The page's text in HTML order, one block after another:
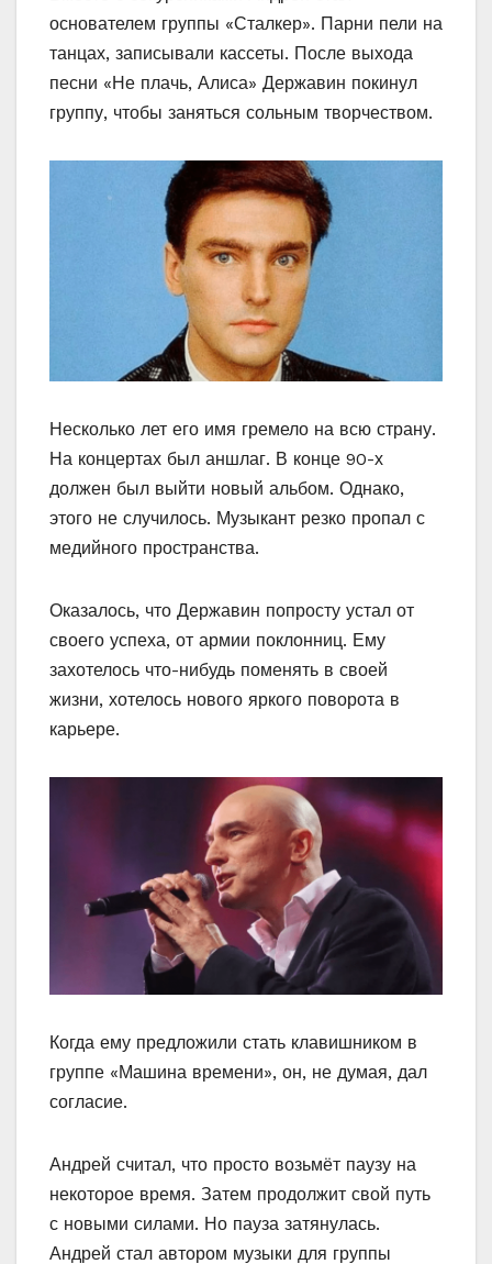
основателем группы «Сталкер». Парни пели на
танцах, записывали кассеты. После выхода
песни «Не плачь, Алиса» Державин покинул
группу, чтобы заняться сольным творчеством.
Несколько лет его имя гремело на всю страну.
На концертах был аншлаг. В конце 90-х
должен был выйти новый альбом. Однако,
этого не случилось. Музыкант резко пропал с
медийного пространства.
Оказалось, что Державин попросту устал от
своего успеха, от армии поклонниц. Ему
захотелось что-нибудь поменять в своей
жизни, хотелось нового яркого поворота в
карьере.
Когда ему предложили стать клавишником в
группе «Машина времени», он, не думая, дал
согласие.
Андрей считал, что просто возьмёт паузу на
некоторое время. Затем продолжит свой путь
с новыми силами. Но пауза затянулась.
Андрей стал автором музыки для группы